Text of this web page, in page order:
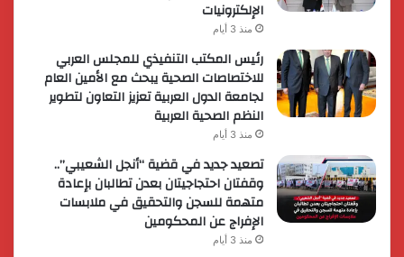
الإلكترونيات
منذ 3 أيام
رئيس المكتب التنفيذي للمجلس العربي
للاختصاصات الصحية يبحث مع الأمين العام
لجامعة الدول العربية تعزيز التعاون لتطوير
النظم الصحية العربية
منذ 3 أيام
تصعيد جديد في قضية “أنجل الشعيبي”..
وقفتان احتجاجيتان بعدن تطالبان بإعادة
متهمة للسجن والتحقيق في ملابسات
الإفراج عن المحكومين
منذ 3 أيام